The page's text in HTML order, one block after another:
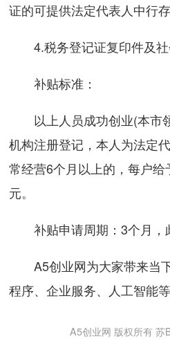
证的可提供法定代表人中行
4.税务登记证复印件及
补贴标准：
以上人员成功创业(本市
机构注册登记，本人为法定
常经营6个月以上的，每户
元。
补贴申请周期：3个月，
A5创业网为大家带来当
程序、企业服务、人工智能
A5创业网 版权所有 苏